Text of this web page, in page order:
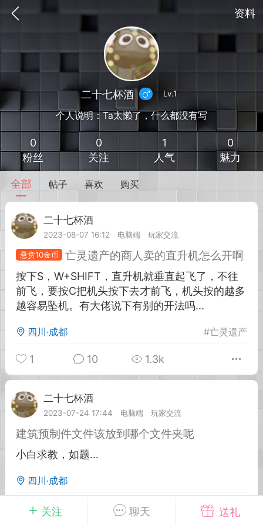
资料
我的钱包 道具 排行榜
MOD下载 攻略教程 联机招募
大人
Lv.8
02-10 15:45
电脑端 其他&工具
卖挂
禁止发布联机可用的作弊模组，
作弊模组的发布规范近期收到一些信息
作弊模组在联机服务器使用,为了维护游
环境，中文网特此发布以下声明，规范
模组的发布行为：1. *...
大人
Lv.8
关注 聊天 送礼
二十七杯酒 Lv.1
个人说明：Ta太懒了，什么都没有写
0
粉丝
0
关注
1
人气
0
魅力
全部 帖子 喜欢 购买
二十七杯酒
2023-08-07 16:12
电脑端 玩家交流
悬赏10金币 亡灵遗产的商人卖的直升机怎么开啊
按下S，W+SHIFT，直升机就垂直起飞了，不往
前飞，要按C把机头按下去才前飞，机头按的越多
越容易坠机。有大佬说下有别的开法吗...
四川·成都 #亡灵遗产
1 10 1.3k
二十七杯酒
2023-07-24 17:44
电脑端 玩家交流
建筑预制件文件该放到哪个文件夹呢
小白求教，如题...
四川·成都
0 1.5k